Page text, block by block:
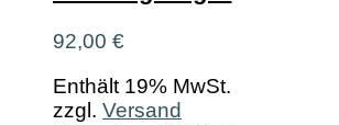
der
werden
92,00 €
Enthält 19% MwSt.
zzgl. Versand